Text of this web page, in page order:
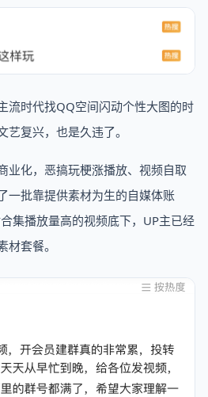
流时代找QQ空间闪动个性大图的时
复兴，也是久违了。
业化，恶搞玩梗涨播放、视频自取
一批靠提供素材为生的自媒体账
集播放量高的视频底下，UP主已经
套餐。